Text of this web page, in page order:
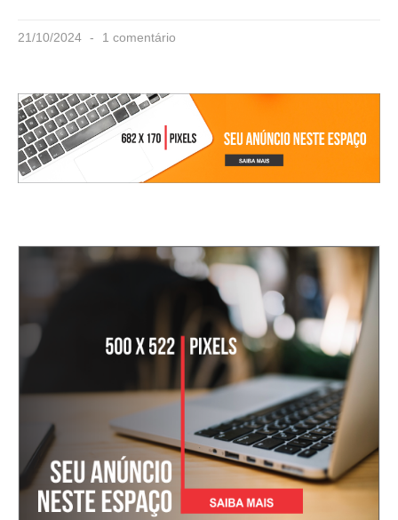
21/10/2024 1 comentário